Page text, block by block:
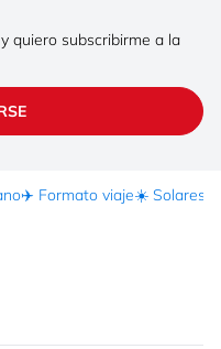
y quiero subscribirme a la
✈️ Formato viaje☀️ Solares